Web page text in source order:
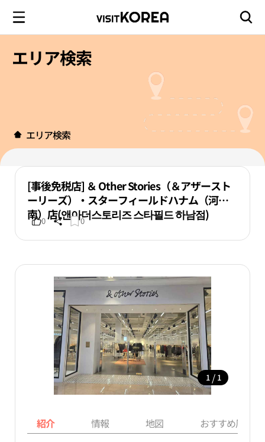
エリア検索
エリア検索
[事後免税店] ＆ Other Stories（＆アザースト
ーリーズ）・スターフィールドハナム（河
南）店(앤아더스토리즈 스타필드 하남점)
0 0
1 / 1
紹介 情報 地図 おすすめ周辺